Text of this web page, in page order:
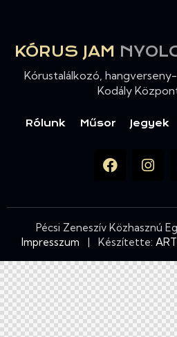
KÓRUS JAM
Kórustalálkozó,
Kodály
Rólunk Műsor Jegyek
Pécsi Zeneszív Közhasznú
Impresszum | Készítette: